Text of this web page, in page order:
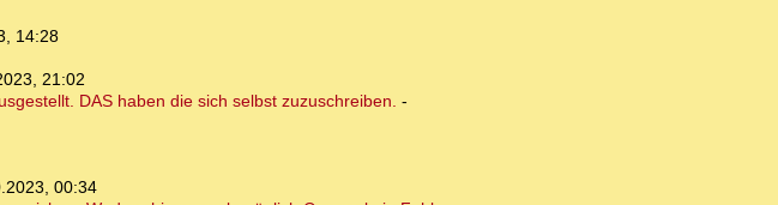
14:28
21:02
DAS haben die sich selbst zuzuschreiben. -
00:34